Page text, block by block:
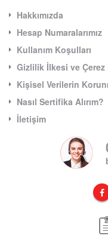
Hakkımızda
Hesap Numaralarımız
Kullanım Koşulları
Gizlilik İlkesi ve Çerez
Kişisel Verilerin
Nasıl Sertifika Alırım?
İletişim